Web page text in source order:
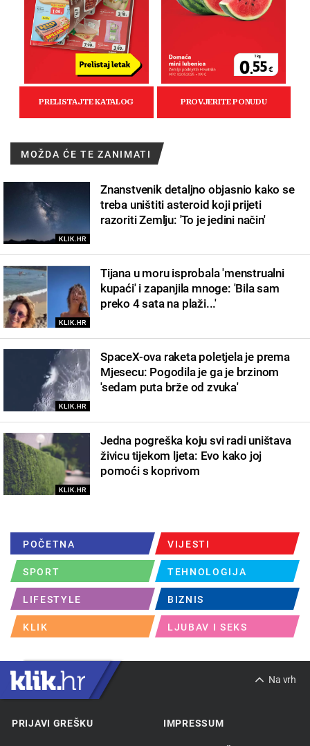
MOŽDA ĆE TE ZANIMATI
KLIK.HR
Znanstvenik detaljno objasnio kako se
treba uništiti asteroid koji prijeti
razoriti Zemlju: 'To je jedini način'
KLIK.HR
Tijana u moru isprobala 'menstrualni
kupaći' i zapanjila mnoge: 'Bila sam
preko 4 sata na plaži...'
KLIK.HR
SpaceX-ova raketa poletjela je prema
Mjesecu: Pogodila je ga je brzinom
'sedam puta brže od zvuka'
KLIK.HR
Jedna pogreška koju svi radi uništava
živicu tijekom ljeta: Evo kako joj
pomoći s koprivom
POČETNA VIJESTI
SPORT TEHNOLOGIJA
LIFESTYLE BIZNIS
KLIK LJUBAV I SEKS
Na vrh
PRIJAVI GREŠKU IMPRESSUM